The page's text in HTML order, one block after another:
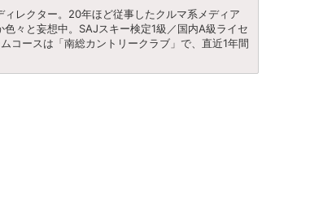
レクター。20年ほど従事したクルマ系メディア
々と妄想中。SAJスキー検定1級／国内A級ライセ
コースは「南総カントリークラブ」で、直近1年間